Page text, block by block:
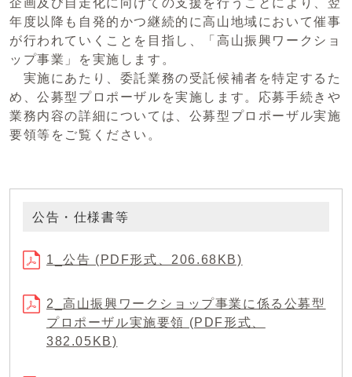
企画及び自走化に向けての支援を行うことにより、翌
年度以降も自発的かつ継続的に高山地域において催事
が行われていくことを目指し、「高山振興ワークショ
ップ事業」を実施します。
実施にあたり、委託業務の受託候補者を特定するた
め、公募型プロポーザルを実施します。応募手続きや
業務内容の詳細については、公募型プロポーザル実施
要領等をご覧ください。
公告・仕様書等
1_公告 (PDF形式、206.68KB)
2_高山振興ワークショップ事業に係る公募型
プロポーザル実施要領 (PDF形式、
382.05KB)